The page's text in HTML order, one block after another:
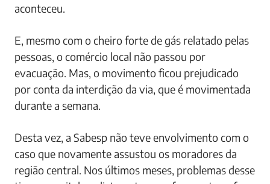
aconteceu.
E, mesmo com o cheiro forte de gás relatado pelas
pessoas, o comércio local não passou por
evacuação. Mas, o movimento ficou prejudicado
por conta da interdição da via, que é movimentada
durante a semana.
Desta vez, a Sabesp não teve envolvimento com o
caso que novamente assustou os moradores da
região central. Nos últimos meses, problemas desse